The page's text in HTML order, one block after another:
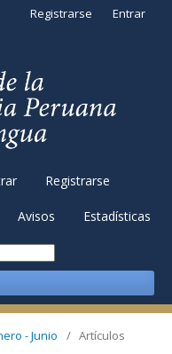
Registrarse
Avisos Estadísticas
Registrarse Entrar
- Junio / Artículos